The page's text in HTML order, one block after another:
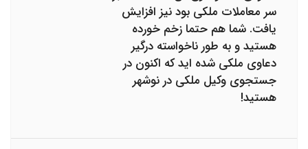
سر معاملات ملکی بود نیز افزایش
یافت. شما هم حتما زخم خورده
هستید و به طور ناخواسته درگیر
دعاوی ملکی شده اید که اکنون در
جستجوی وکیل ملکی در نوشهر
هستید!